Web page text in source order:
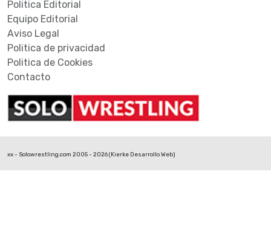
Politica Editorial
Equipo Editorial
Aviso Legal
Politica de privacidad
Politica de Cookies
Contacto
xx - Solowrestling.com 2005 - 2026 (Kierke Desarrollo Web)